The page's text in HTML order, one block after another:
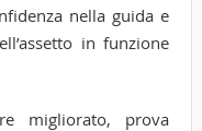
nella guida e
in funzione
migliorato, prova